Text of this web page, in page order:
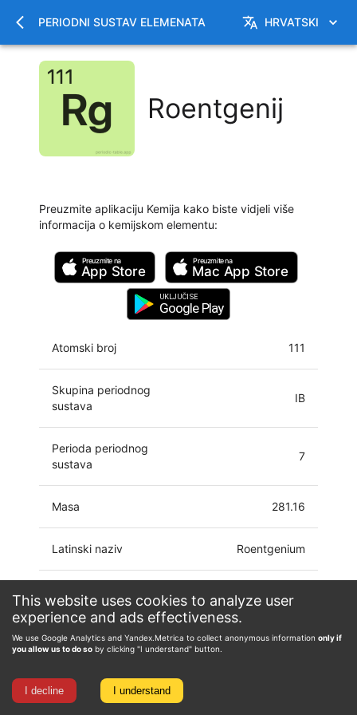
This website uses cookies to analyze user
experience and ads effectiveness.
We use Google Analytics and Yandex.Metrica to collect anonymous information only if
you allow us to do so by clicking "I understand" button.
I decline I understand
PERIODNI SUSTAV ELEMENATA HRVATSKI
Roentgenij
Preuzmite aplikaciju Kemija kako biste vidjeli više
informacija o kemijskom elementu:
Preuzmite na
App Store
Preuzmite na
Mac App Store
UKLJUČI SE
Google Play
Atomski broj 111
Skupina periodnog
sustava
IB
Perioda periodnog
sustava
7
Masa 281.16
Latinski naziv Roentgenium
Elektronski omotač atoma
6d9
Oksidacijsko stanje